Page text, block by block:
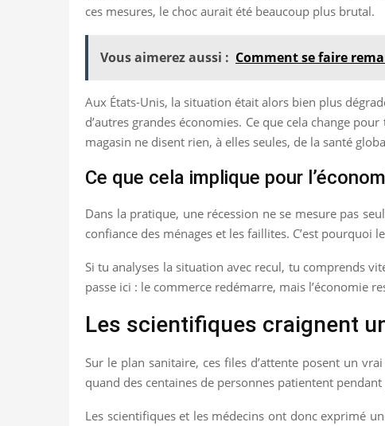
ces mesures, le choc aurait été beaucoup plus brutal.
Vous aimerez aussi : Comment se faire
Aux États-Unis, la situation était alors bien plus
d’autres grandes économies. Ce que cela change
magasin ne disent rien, à elles seules, de la santé
Ce que cela implique pour
Dans la pratique, une récession ne se mesure pas
confiance des ménages et les faillites. C’est
Si tu analyses la situation avec recul, tu comprends
passe ici : le commerce redémarre, mais l’économie
Les scientifiques craignent
Sur le plan sanitaire, ces files d’attente posent un
quand des centaines de personnes patientent
Les scientifiques et les médecins ont donc exprimé